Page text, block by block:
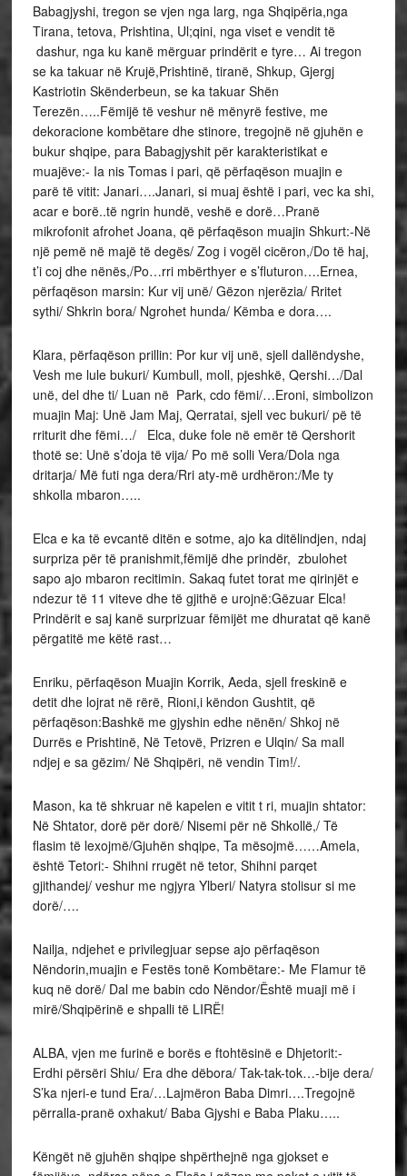
Babagjyshi, tregon se vjen nga larg, nga Shqipëria,nga
Tirana, tetova, Prishtina, Ul;qini, nga viset e vendit të
dashur, nga ku kanë mërguar prindërit e tyre… Ai tregon
se ka takuar në Krujë,Prishtinë, tiranë, Shkup, Gjergj
Kastriotin Skënderbeun, se ka takuar Shën
Terezën…..Fëmijë të veshur në mënyrë festive, me
dekoracione kombëtare dhe stinore, tregojnë në gjuhën e
bukur shqipe, para Babagjyshit për karakteristikat e
muajëve:- Ia nis Tomas i pari, që përfaqëson muajin e
parë të vitit: Janari….Janari, si muaj është i pari, vec ka shi,
acar e borë..të ngrin hundë, veshë e dorë…Pranë
mikrofonit afrohet Joana, që përfaqëson muajin Shkurt:-Në
një pemë në majë të degës/ Zog i vogël cicëron,/Do të haj,
t’i coj dhe nënës,/Po…rri mbërthyer e s’fluturon….Ernea,
përfaqëson marsin: Kur vij unë/ Gëzon njerëzia/ Rritet
sythi/ Shkrin bora/ Ngrohet hunda/ Këmba e dora….
Klara, përfaqëson prillin: Por kur vij unë, sjell dallëndyshe,
Vesh me lule bukuri/ Kumbull, moll, pjeshkë, Qershi…/Dal
unë, del dhe ti/ Luan në Park, cdo fëmi/…Eroni, simbolizon
muajin Maj: Unë Jam Maj, Qerratai, sjell vec bukuri/ pë të
rriturit dhe fëmi…/ Elca, duke fole në emër të Qershorit
thotë se: Unë s’doja të vija/ Po më solli Vera/Dola nga
dritarja/ Më futi nga dera/Rri aty-më urdhëron:/Me ty
shkolla mbaron…..
Elca e ka të evcantë ditën e sotme, ajo ka ditëlindjen, ndaj
surpriza për të pranishmit,fëmijë dhe prindër, zbulohet
sapo ajo mbaron recitimin. Sakaq futet torat me qirinjët e
ndezur të 11 viteve dhe të gjithë e urojnë:Gëzuar Elca!
Prindërit e saj kanë surprizuar fëmijët me dhuratat që kanë
përgatitë me këtë rast…
Enriku, përfaqëson Muajin Korrik, Aeda, sjell freskinë e
detit dhe lojrat në rërë, Rioni,i këndon Gushtit, që
përfaqëson:Bashkë me gjyshin edhe nënën/ Shkoj në
Durrës e Prishtinë, Në Tetovë, Prizren e Ulqin/ Sa mall
ndjej e sa gëzim/ Në Shqipëri, në vendin Tim!/.
Mason, ka të shkruar në kapelen e vitit t ri, muajin shtator:
Në Shtator, dorë për dorë/ Nisemi për në Shkollë,/ Të
flasim të lexojmë/Gjuhën shqipe, Ta mësojmë……Amela,
është Tetori:- Shihni rrugët në tetor, Shihni parqet
gjithandej/ veshur me ngjyra Ylberi/ Natyra stolisur si me
dorë/….
Nailja, ndjehet e privilegjuar sepse ajo përfaqëson
Nëndorin,muajin e Festës tonë Kombëtare:- Me Flamur të
kuq në dorë/ Dal me babin cdo Nëndor/Është muaji më i
mirë/Shqipërinë e shpalli të LIRË!
ALBA, vjen me furinë e borës e ftohtësinë e Dhjetorit:-
Erdhi përsëri Shiu/ Era dhe dëbora/ Tak-tak-tok…-bije dera/
S’ka njeri-e tund Era/…Lajmëron Baba Dimri….Tregojnë
përralla-pranë oxhakut/ Baba Gjyshi e Baba Plaku…..
Këngët në gjuhën shqipe shpërthejnë nga gjokset e